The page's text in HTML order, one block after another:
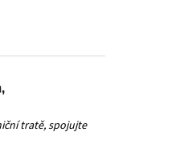
tratě, spojujte